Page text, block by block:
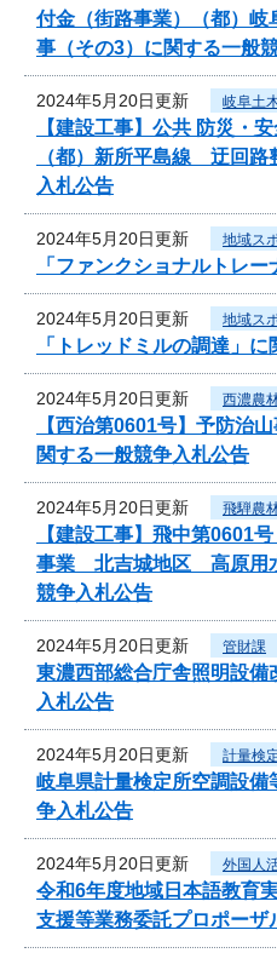
付金（街路事業）（都）
事（その3）に関する一般
2024年5月20日更新 岐阜土
【建設工事】公共 防災・
（都）新所平島線 迂回路
入札公告
2024年5月20日更新 地域ス
「ファンクショナルトレ
2024年5月20日更新 地域ス
「トレッドミルの調達」
2024年5月20日更新 西濃農
【西治第0601号】予防治
関する一般競争入札公告
2024年5月20日更新 飛騨農
【建設工事】飛中第0601
事業 北吉城地区 高原用
競争入札公告
2024年5月20日更新 管財課
東濃西部総合庁舎照明設
入札公告
2024年5月20日更新 計量検
岐阜県計量検定所空調設
争入札公告
2024年5月20日更新 外国人
令和6年度地域日本語教育
支援等業務委託プロポーザ